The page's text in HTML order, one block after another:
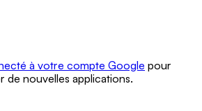
à votre compte Google pour
de nouvelles applications.